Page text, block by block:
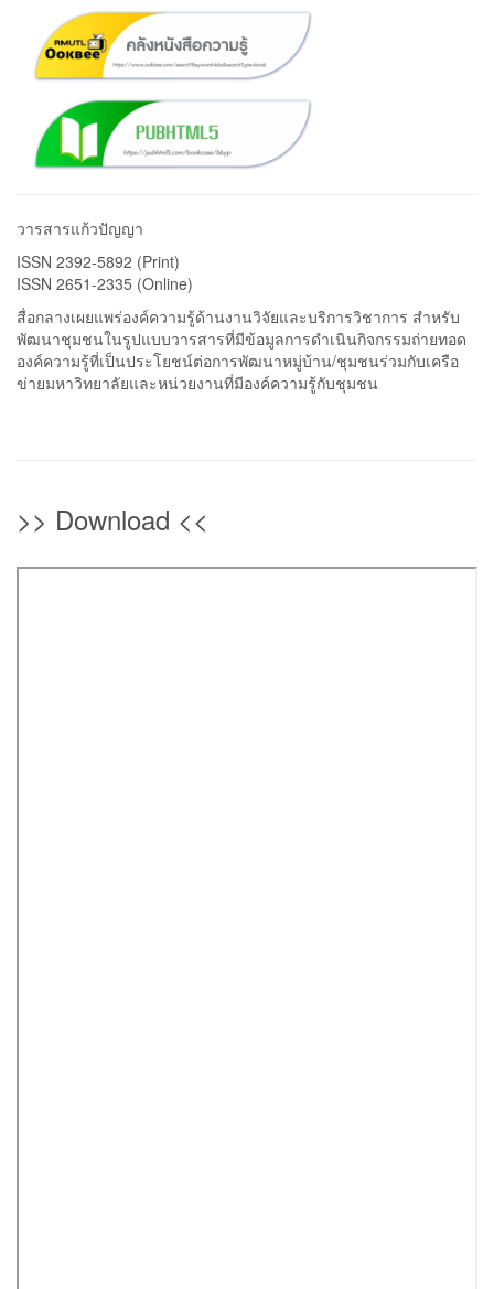
วารสารแก้วปัญญา
ISSN 2392-5892 (Print)
ISSN 2651-2335 (Online)
สื่อกลางเผยแพร่องค์ความรู้ด้านงานวิจัยและบริการวิชาการ สำหรับ
พัฒนาชุมชนในรูปแบบวารสารที่มีข้อมูลการดำเนินกิจกรรมถ่ายทอด
องค์ความรู้ที่เป็นประโยชน์ต่อการพัฒนาหมู่บ้าน/ชุมชนร่วมกับเครือ
ข่ายมหาวิทยาลัยและหน่วยงานที่มีองค์ความรู้กับชุมชน
>> Download <<